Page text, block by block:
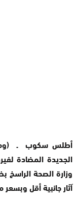
أطلس سكوب ـ
الجديدة المضادة
وزارة الصحة الراسخ
آثار جانبية أقل